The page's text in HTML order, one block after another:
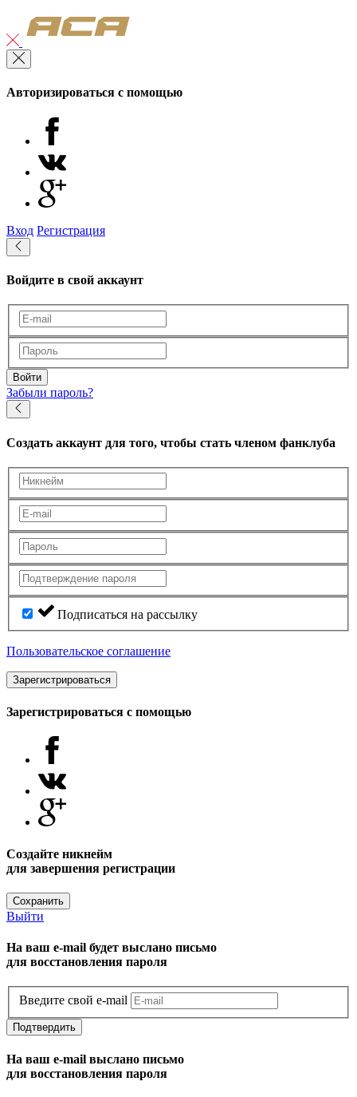
Авторизироваться с помощью
Вход Регистрация
Войдите в свой аккаунт
Войти
Забыли пароль?
Создать аккаунт для того, чтобы стать членом фанклуба
Подписаться на рассылку
Пользовательское соглашение
Зарегистрироваться
Зарегистрироваться с помощью
Создайте никнейм
для завершения регистрации
Сохранить
Выйти
На ваш e-mail будет выслано письмо
для восстановления пароля
Введите свой e-mail
Подтвердить
На ваш e-mail выслано письмо
для восстановления пароля